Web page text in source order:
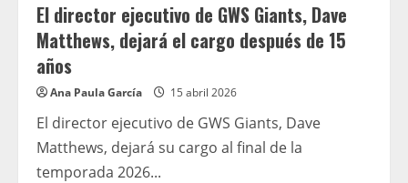
lorsqu’il
parle
»
El director ejecutivo de GWS Giants, Dave
Matthews, dejará el cargo después de 15
años
Ana Paula García 15 abril 2026
El director ejecutivo de GWS Giants, Dave
Matthews, dejará su cargo al final de la
temporada 2026...